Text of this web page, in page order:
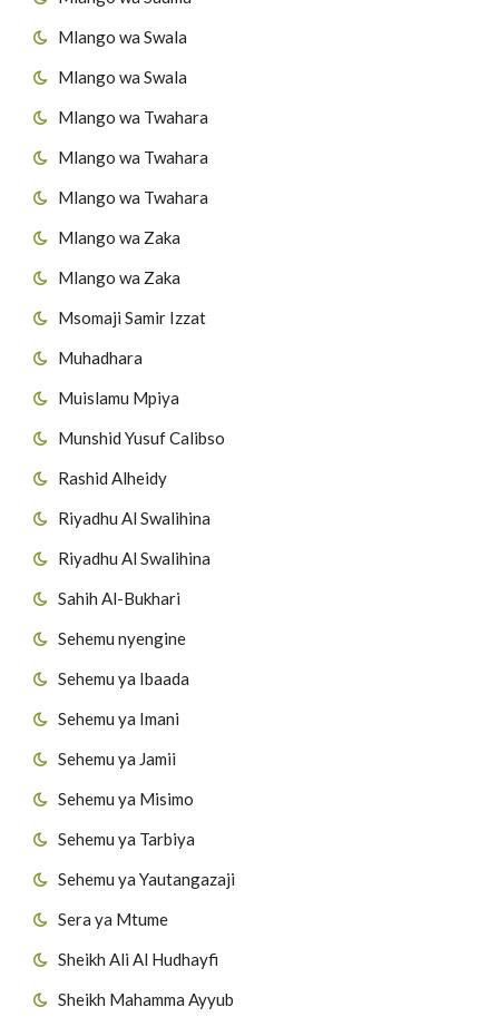
Mlango wa Swala
Mlango wa Swala
Mlango wa Twahara
Mlango wa Twahara
Mlango wa Twahara
Mlango wa Zaka
Mlango wa Zaka
Msomaji Samir Izzat
Muhadhara
Muislamu Mpiya
Munshid Yusuf Calibso
Rashid Alheidy
Riyadhu Al Swalihina
Riyadhu Al Swalihina
Sahih Al-Bukhari
Sehemu nyengine
Sehemu ya Ibaada
Sehemu ya Imani
Sehemu ya Jamii
Sehemu ya Misimo
Sehemu ya Tarbiya
Sehemu ya Yautangazaji
Sera ya Mtume
Sheikh Ali Al Hudhayfi
Sheikh Mahamma Ayyub